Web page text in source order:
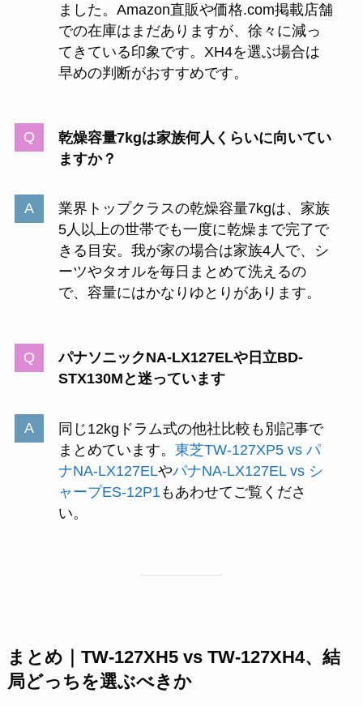
ました。Amazon直販や価格.com掲載店舗
での在庫はまだありますが、徐々に減っ
てきている印象です。XH4を選ぶ場合は
早めの判断がおすすめです。
乾燥容量7kgは家族何人くらいに向いてい
ますか？
業界トップクラスの乾燥容量7kgは、家族
5人以上の世帯でも一度に乾燥まで完了で
きる目安。我が家の場合は家族4人で、シ
ーツやタオルを毎日まとめて洗えるの
で、容量にはかなりゆとりがあります。
パナソニックNA-LX127ELや日立BD-
STX130Mと迷っています
同じ12kgドラム式の他社比較も別記事で
まとめています。 東芝TW-127XP5 vs パ
ナNA-LX127ELやパナNA-LX127EL vs シ
ャープES-12P1 もあわせてご覧くださ
い。
まとめ｜TW-127XH5 vs TW-127XH4、結
局どっちを選ぶべきか